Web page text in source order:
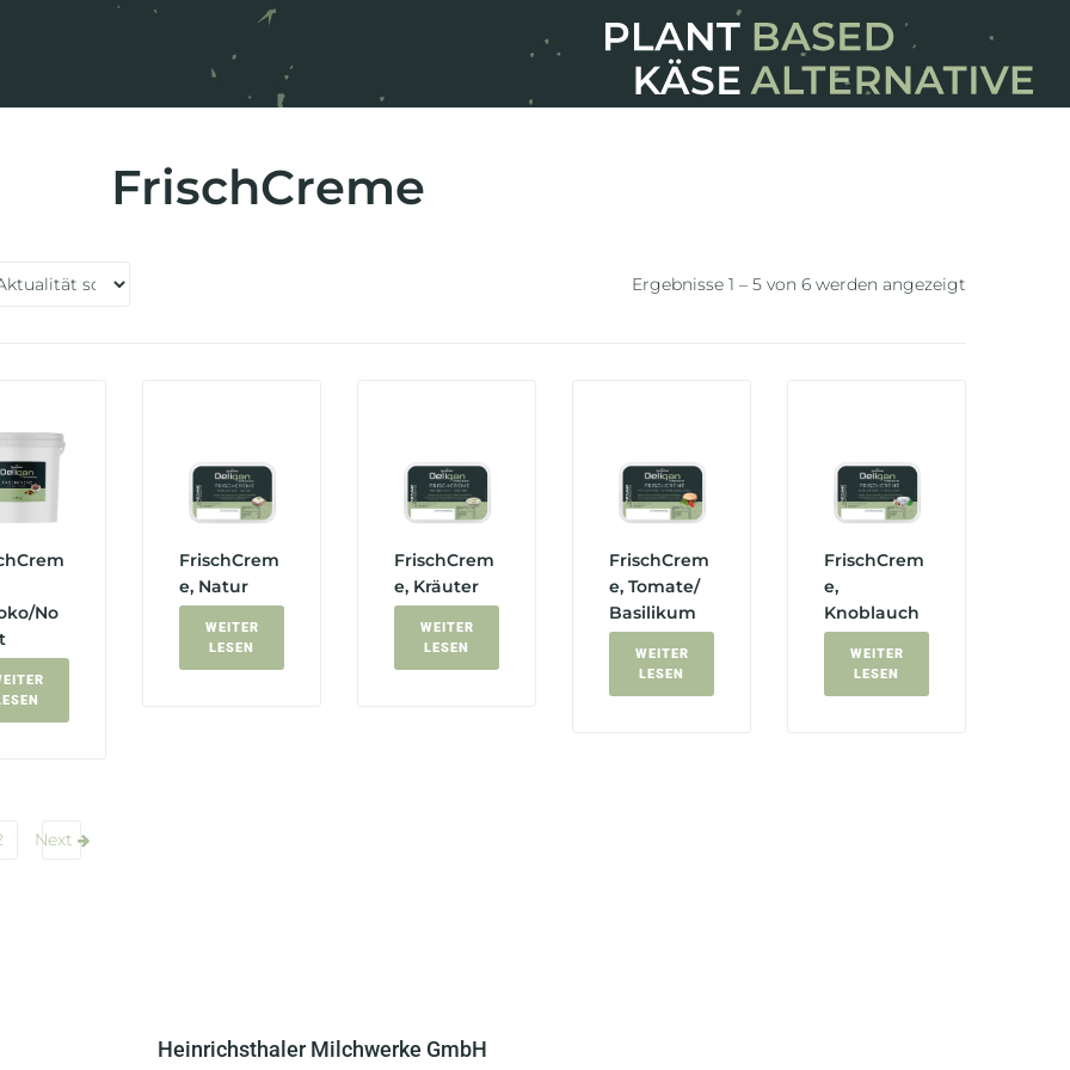
FrischCreme
Ergebnisse 1 – 5 von 6 werden angezeigt
No
FrischCrem
e, Natur
WEITER
LESEN
FrischCrem
e, Kräuter
WEITER
LESEN
FrischCrem
e, Tomate/
Basilikum
WEITER
LESEN
FrischCrem
e,
Knoblauch
WEITER
LESEN
Next
Heinrichsthaler Milchwerke GmbH